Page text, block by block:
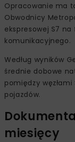
Opracowanie ma
Obwodnicy
ekspresowej S7 na
komunikacyjnego.
Według wyników
średnie dobowe
pomiędzy
pojazdów.
miesięcy